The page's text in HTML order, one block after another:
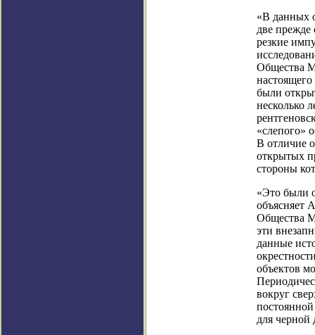
«В данных
две прежде
резкие
Общества
были
несколько
«слепого»
В отличие
открытых
стороны
«Это были
объясняет
Общества
эти
данные
объектов
вокруг
для